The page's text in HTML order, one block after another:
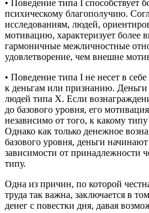
• Поведение типа I способствует
психическому благополучию.
исследованиям, людей,
мотивацию, характеризует более
гармоничные межличностные
удовлетворение, чем внешне
• Поведение типа I не несет в
к деньгам или признанию. Деньги
людей типа X. Если
до базового уровня, его
независимо от того, к какому
Однако как только денежное
базового уровня, деньги
зависимости от принадлежности
типу.
Одна из причин, по которой
труда так важна, заключается в
денег с повестки дня, давая